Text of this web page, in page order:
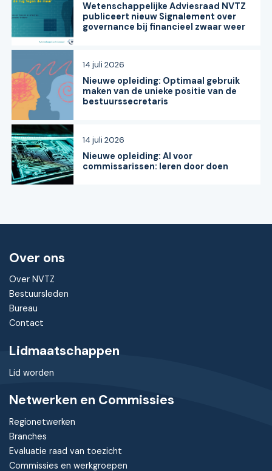
Wetenschappelijke Adviesraad NVTZ
publiceert nieuw Signalement over
governance bij financieel zwaar weer
Nieuwe opleiding: Optimaal gebruik
maken van de unieke positie van de
bestuurssecretaris
14 juli 2026
Nieuwe opleiding: AI voor
commissarissen: leren door doen
14 juli 2026
Over ons
Over NVTZ
Bestuursleden
Bureau
Contact
Lidmaatschappen
Lid worden
Netwerken en Commissies
Regionetwerken
Branches
Evaluatie raad van toezicht
Commissies en werkgroepen